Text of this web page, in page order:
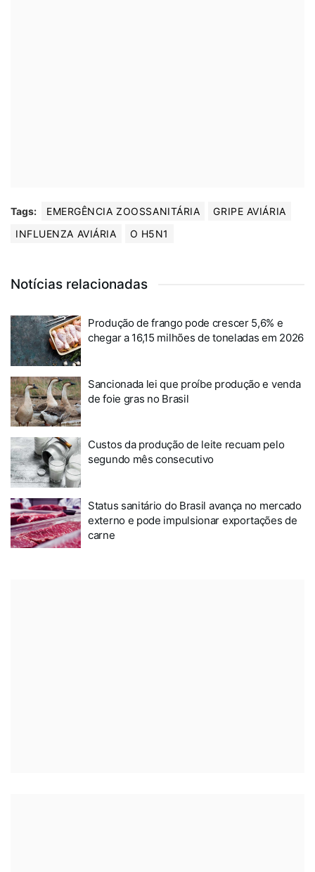
Tags: EMERGÊNCIA ZOOSSANITÁRIA
GRIPE AVIÁRIA
INFLUENZA AVIÁRIA
O H5N1
Notícias relacionadas
Produção de frango pode crescer 5,6% e
chegar a 16,15 milhões de toneladas em 2026
Sancionada lei que proíbe produção e venda
de foie gras no Brasil
Custos da produção de leite recuam pelo
segundo mês consecutivo
Status sanitário do Brasil avança no mercado
externo e pode impulsionar exportações de
carne